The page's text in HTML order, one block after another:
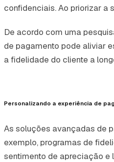
confidenciais. Ao priorizar a
De acordo com uma
de pagamento pode aliviar
a fidelidade do cliente a
Personalizando a experiência de
As soluções avançadas de
exemplo, programas de
sentimento de apreciação e